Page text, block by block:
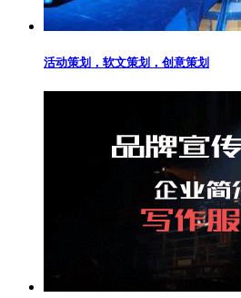
活动策划，软文策划，创意策划